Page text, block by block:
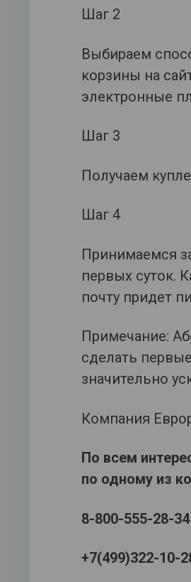
Шаг 2
Выбираем
корзины на
электронные
Шаг 3
Получаем
Шаг 4
Принимаемся
первых суток.
почту придет
Примечание:
сделать
значительно
Компания
По всем
по одному из
8-800-555-28-
+7(499)322-10-